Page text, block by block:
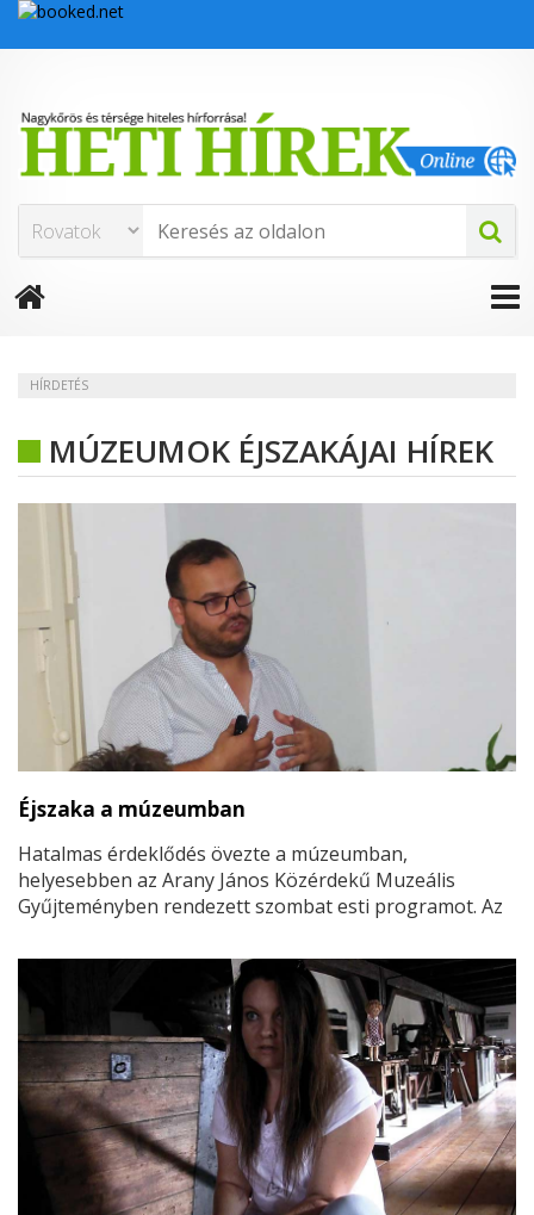
HÍRDETÉS
MÚZEUMOK ÉJSZAKÁJAI HÍREK
Éjszaka a múzeumban
Hatalmas érdeklődés övezte a múzeumban,
helyesebben az Arany János Közérdekű Muzeális
Gyűjteményben rendezett szombat esti programot. Az
látogatók. A tárlatvezetés sötétben zajlott a kis kézi
lámpák fényénél, amely igazán különleges hangulatot
teremtett a felsejlő, majd kirajzolódó tárgyi emlékek
látványához.